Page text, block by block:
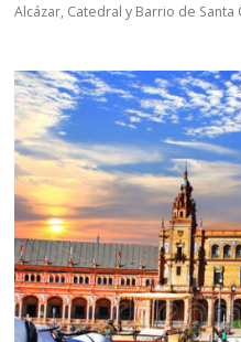
Alcázar, Catedral y Barrio de Santa